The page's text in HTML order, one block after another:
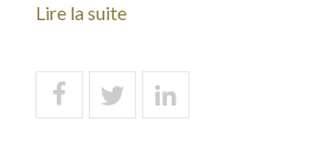
Lire la suite